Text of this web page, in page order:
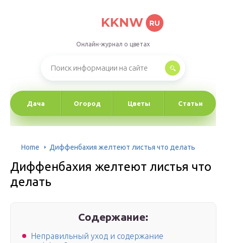
KKNW RU
Онлайн-журнал о цветах
Дача Огород Цветы Статьи
Home Диффенбахия желтеют листья что делать
Диффенбахия желтеют листья что
делать
Содержание:
Неправильный уход и содержание